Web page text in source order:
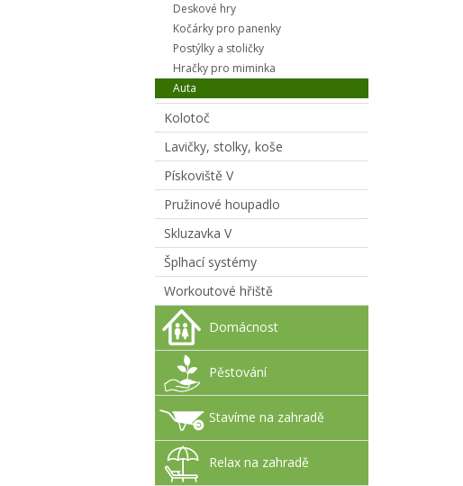
Deskové hry
Kočárky pro panenky
Postýlky a stoličky
Hračky pro miminka
Auta
Kolotoč
Lavičky, stolky, koše
Pískoviště V
Pružinové houpadlo
Skluzavka V
Šplhací systémy
Workoutové hřiště
Domácnost
Pěstování
Stavíme na zahradě
Relax na zahradě